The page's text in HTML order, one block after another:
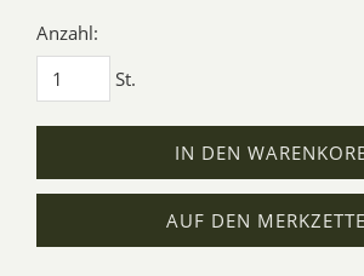
Anzahl:
St.
IN DEN
AUF DEN